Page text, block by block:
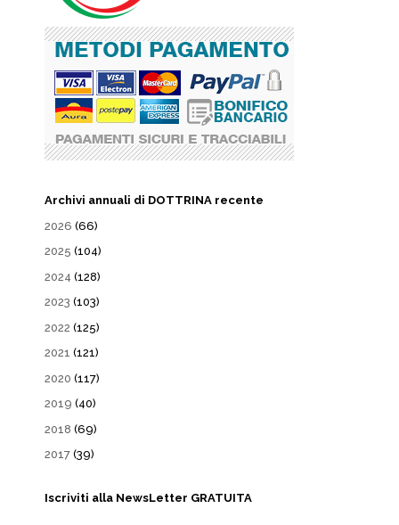
Archivi annuali di DOTTRINA recente
2026 (66)
2025 (104)
2024 (128)
2023 (103)
2022 (125)
2021 (121)
2020 (117)
2019 (40)
2018 (69)
2017 (39)
Iscriviti alla NewsLetter GRATUITA